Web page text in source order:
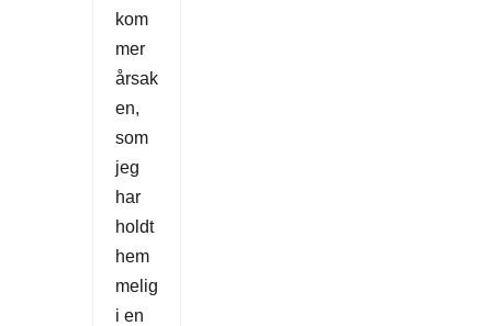
kom
mer
årsak
en,
som
jeg
har
holdt
hem
melig
i en